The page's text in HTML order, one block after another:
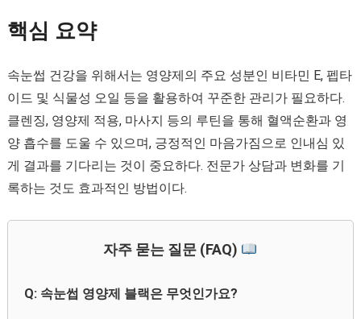
핵심 요약
속눈썹 건강을 위해서는 영양제의 주요 성분인 비타민 E, 펩타
이드 및 식물성 오일 등을 활용하여 꾸준한 관리가 필요하다.
클렌징, 영양제 적용, 마사지 등의 루틴을 통해 혈액순환과 영
양 흡수를 도울 수 있으며, 긍정적인 마음가짐으로 인내심 있
게 결과를 기다리는 것이 중요하다. 전문가 상담과 변화를 기
록하는 것도 효과적인 방법이다.
자주 묻는 질문 (FAQ)
Q: 속눈썹 영양제 블랙은 무엇인가요?